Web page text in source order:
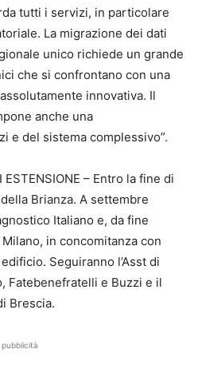
tutti i servizi, in particolare
La migrazione dei dati
unico richiede un grande
che si confrontano con una
innovativa. Il
anche una
e del sistema complessivo”.
ESTENSIONE – Entro la fine di
Brianza. A settembre
Italiano e, da fine
in concomitanza con
Seguiranno l’Asst di
Fatebenefratelli e Buzzi e il
Brescia.
pubblicità